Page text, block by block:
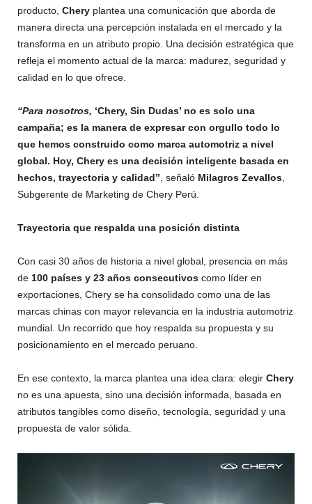
producto, Chery plantea una comunicación que aborda de
manera directa una percepción instalada en el mercado y la
transforma en un atributo propio. Una decisión estratégica que
refleja el momento actual de la marca: madurez, seguridad y
calidad en lo que ofrece.
“Para nosotros, ‘Chery, Sin Dudas’ no es solo una
campaña; es la manera de expresar con orgullo todo lo
que hemos construido como marca automotriz a nivel
global. Hoy, Chery es una decisión inteligente basada en
hechos, trayectoria y calidad” , señaló Milagros Zevallos
Subgerente de Marketing de Chery Perú.
Trayectoria que respalda una posición distinta
Con casi 30 años de historia a nivel global, presencia en más
de 100 países y 23 años consecutivos como líder en
exportaciones, Chery se ha consolidado como una de las
marcas chinas con mayor relevancia en la industria automotriz
mundial. Un recorrido que hoy respalda su propuesta y su
posicionamiento en el mercado peruano.
En ese contexto, la marca plantea una idea clara: elegir Chery
no es una apuesta, sino una decisión informada, basada en
atributos tangibles como diseño, tecnología, seguridad y una
propuesta de valor sólida.